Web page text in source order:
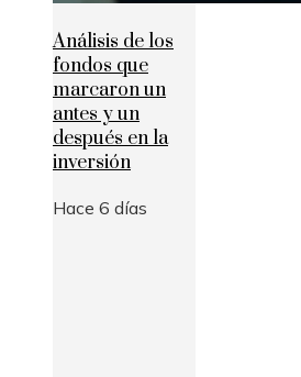
Análisis de los
fondos que
marcaron un
antes y un
después en la
inversión
Hace 6 días